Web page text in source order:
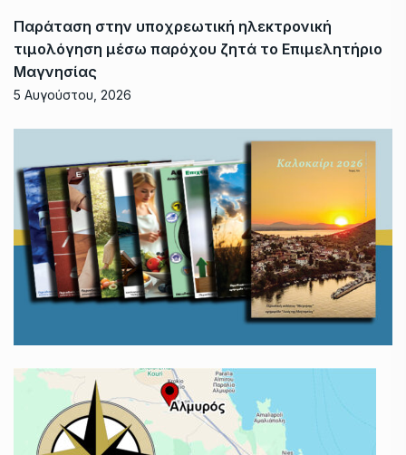
Παράταση στην υποχρεωτική ηλεκτρονική
τιμολόγηση μέσω παρόχου ζητά το Επιμελητήριο
Μαγνησίας
5 Αυγούστου, 2026